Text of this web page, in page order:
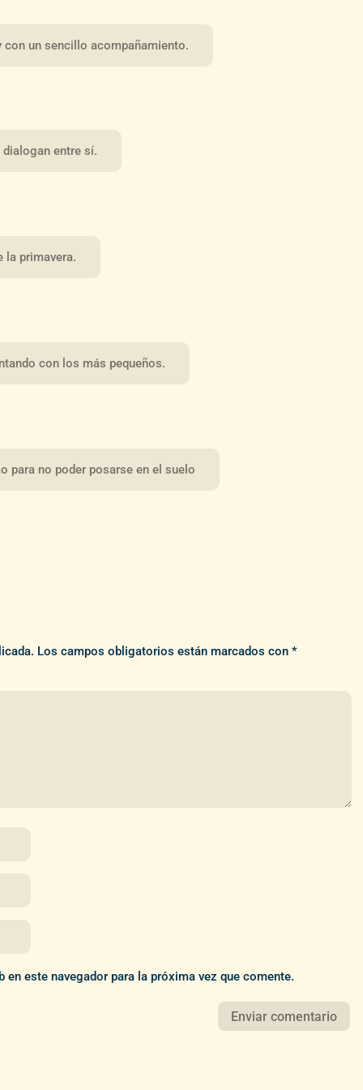
un sencillo acompañamiento.
entre sí.
la primavera.
con los más pequeños.
para no poder posarse en el suelo
Los campos obligatorios están marcados con*
este navegador para la próxima vez que comente.